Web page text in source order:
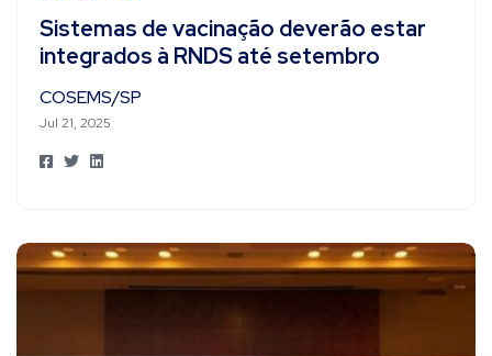
Sistemas de vacinação deverão estar
integrados à RNDS até setembro
COSEMS/SP
Jul 21, 2025